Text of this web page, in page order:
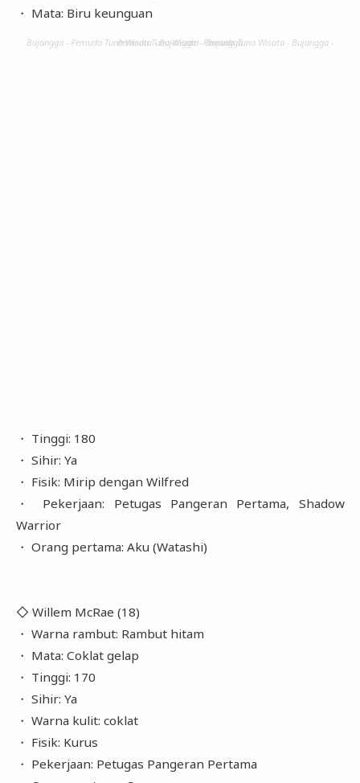
・ Mata: Biru keunguan
Bujangga - Pemuda Tuna Wisata - Bujangga - Pemuda Tuna Wisata - Bujangga - Pemuda Tuna Wisata - Bujangga
・ Tinggi: 180
・ Sihir: Ya
・ Fisik: Mirip dengan Wilfred
・ Pekerjaan: Petugas Pangeran Pertama, Shadow
Warrior
・ Orang pertama: Aku (Watashi)
◇ Willem McRae (18)
・ Warna rambut: Rambut hitam
・ Mata: Coklat gelap
・ Tinggi: 170
・ Sihir: Ya
・ Warna kulit: coklat
・ Fisik: Kurus
・ Pekerjaan: Petugas Pangeran Pertama